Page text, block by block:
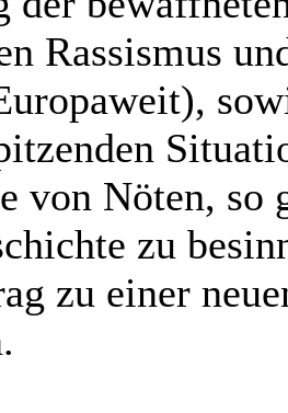
Rassismus
von Nöten, so
zu
zu einer